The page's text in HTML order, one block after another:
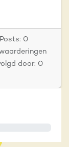
0
door: 0